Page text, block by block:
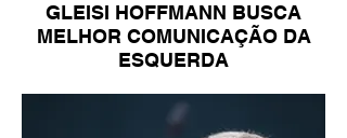
GLEISI HOFFMANN BUSCA
MELHOR COMUNICAÇÃO DA
ESQUERDA